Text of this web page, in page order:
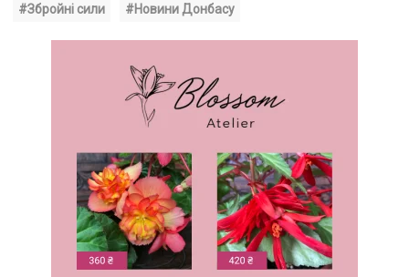
#Збройні сили #Новини Донбасу